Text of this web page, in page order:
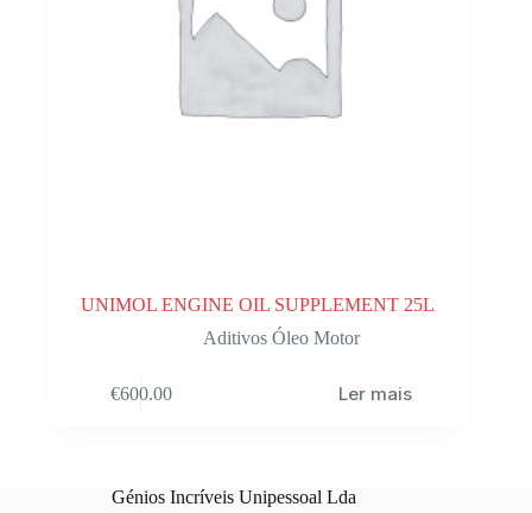
UNIMOL ENGINE OIL SUPPLEMENT 25L
Aditivos Óleo Motor
€600.00 Ler mais
Génios Incríveis Unipessoal Lda